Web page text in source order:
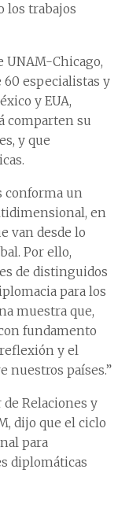
los trabajos
UNAM-Chicago,
60 especialistas y
y EUA,
comparten su
y que
conforma un
en
van desde lo
Por ello,
de distinguidos
para los
muestra que,
fundamento
y el
nuestros países.”
Relaciones y
dijo que el ciclo
para
diplomáticas